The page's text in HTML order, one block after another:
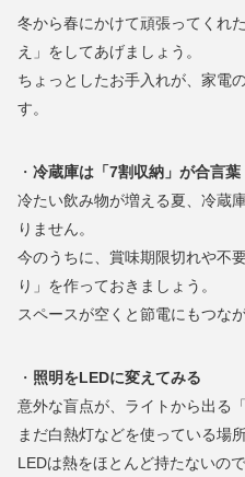
冬から春にかけて頑張ってくれ
え」をしてあげましょう。
ちょっとしたお手入れが、家電
す。
・ 冷蔵庫は「7割収納」が合言葉
冷たい飲み物が増える夏、冷蔵
りません。
今のうちに、賞味期限切れや不
り」を作っておきましょう。
スペースが空くと節電にもつなが
・ 照明をLEDに変えてみる
意外な盲点が、ライトから出る「
まだ白熱灯などを使っている場
LEDは熱をほとんど持たないの